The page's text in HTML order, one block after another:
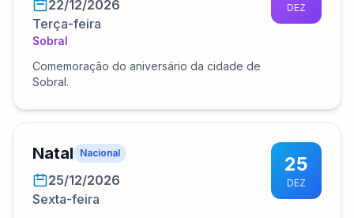
22/12/2026
Terça-feira
Sobral
Comemoração do aniversário da cidade de
Sobral.
DEZ
Natal Nacional
25/12/2026
Sexta-feira
25
DEZ